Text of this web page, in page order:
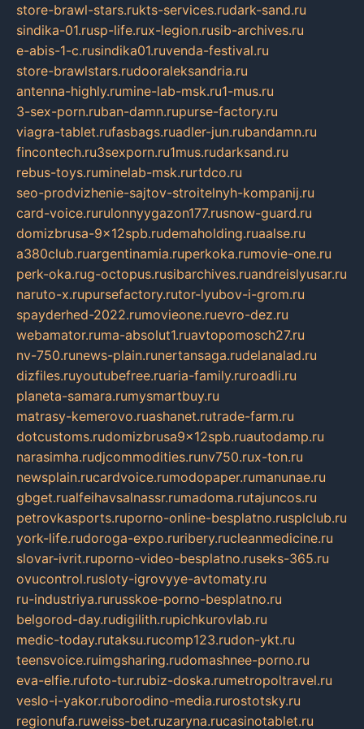
store-brawl-stars.rukts-services.rudark-sand.ru
sindika-01.rusp-life.rux-legion.rusib-archives.ru
e-abis-1-c.rusindika01.ruvenda-festival.ru
store-brawlstars.rudooraleksandria.ru
antenna-highly.rumine-lab-msk.ru1-mus.ru
3-sex-porn.ruban-damn.rupurse-factory.ru
viagra-tablet.rufasbags.ruadler-jun.rubandamn.ru
fincontech.ru3sexporn.ru1mus.rudarksand.ru
rebus-toys.ruminelab-msk.rurtdco.ru
seo-prodvizhenie-sajtov-stroitelnyh-kompanij.ru
card-voice.rurulonnyygazon177.rusnow-guard.ru
domizbrusa-9x12spb.rudemaholding.ruaalse.ru
a380club.ruargentinamia.ruperkoka.rumovie-one.ru
perk-oka.rug-octopus.rusibarchives.ruandreislyusar.ru
naruto-x.rupursefactory.rutor-lyubov-i-grom.ru
spayderhed-2022.rumovieone.ruevro-dez.ru
webamator.ruma-absolut1.ruavtopomosch27.ru
nv-750.runews-plain.runertansaga.rudelanalad.ru
dizfiles.ruyoutubefree.ruaria-family.ruroadli.ru
planeta-samara.rumysmartbuy.ru
matrasy-kemerovo.ruashanet.rutrade-farm.ru
dotcustoms.rudomizbrusa9x12spb.ruautodamp.ru
narasimha.rudjcommodities.runv750.rux-ton.ru
newsplain.rucardvoice.rumodopaper.rumanunae.ru
gbget.rualfeihavsalnassr.rumadoma.rutajuncos.ru
petrovkasports.ruporno-online-besplatno.rusplclub.ru
york-life.rudoroga-expo.ruribery.rucleanmedicine.ru
slovar-ivrit.ruporno-video-besplatno.ruseks-365.ru
ovucontrol.rusloty-igrovyye-avtomaty.ru
ru-industriya.rurusskoe-porno-besplatno.ru
belgorod-day.rudigilith.rupichkurovlab.ru
medic-today.rutaksu.rucomp123.rudon-ykt.ru
teensvoice.ruimgsharing.rudomashnee-porno.ru
eva-elfie.rufoto-tur.rubiz-doska.rumetropoltravel.ru
veslo-i-yakor.ruborodino-media.rurostotsky.ru
regionufa.ruweiss-bet.ruzaryna.rucasinotablet.ru